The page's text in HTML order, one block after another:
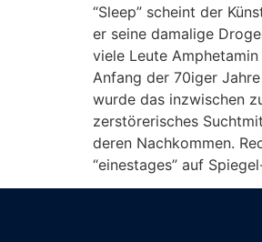
“Sleep” scheint der
er seine damalige
viele Leute
Anfang der 70iger
wurde das inzwischen
zerstörerisches
deren Nachkommen.
“einestages” auf